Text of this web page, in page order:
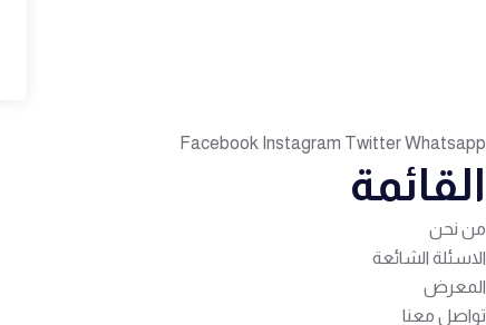
Facebook Instagram TwitterWhatsapp
القائمة
من نحن
الاسئلة الشائعة
المعرض
تواصل معنا